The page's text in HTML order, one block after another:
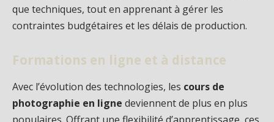
que techniques, tout en apprenant à gérer les
contraintes budgétaires et les délais de production.
Formations en ligne et à distance
Avec l’évolution des technologies, les cours de
photographie en ligne deviennent de plus en plus